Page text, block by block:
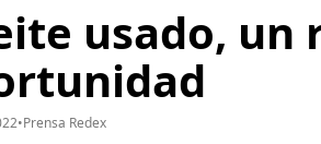
usado, un
•Prensa Redex